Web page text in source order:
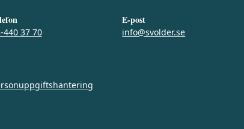
440 37 70
E-post
info@svolder.se